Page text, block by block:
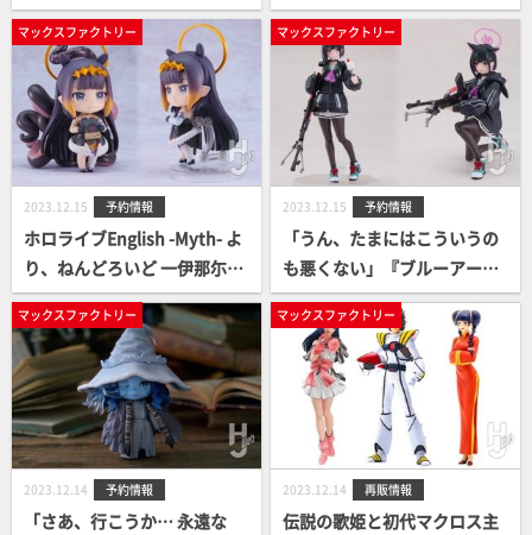
ちごショートビスチェガー
ル」予約案内開始。
リングで登場。PSYCHEDELI
C RUSH / DOWNTOWN TREK
予約案内開始。
マックスファクトリー
2023.12.15 予約情報
ホロライブEnglish -Myth- よ
り、ねんどろいど 一伊那尓栖
が、DX版と通常版の二種で予
約案内開始！
マックスファクトリー
2023.12.15 予約情報
「うん、たまにはこういうの
も悪くない」『ブルーアーカ
イブ -Blue Archive-』よりfig
ma 杏山カズサ予約案内開
始！
マックスファクトリー
2023.12.14 予約情報
「さあ、行こうか… 永遠な
マックスファクトリー
2023.12.14 再販情報
伝説の歌姫と初代マクロス主